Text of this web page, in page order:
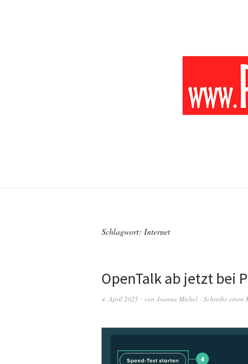
Schlagwort: Internet
OpenTalk ab jetzt bei
4. April 2025 von Joanna Michel Schreibe einen